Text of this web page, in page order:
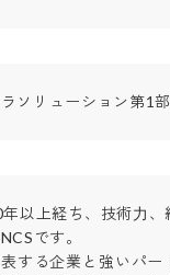
ソリューション第1部
以上経ち、技術⼒
です。
する企業と強いパー